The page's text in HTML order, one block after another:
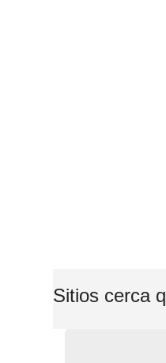
Sitios cerca